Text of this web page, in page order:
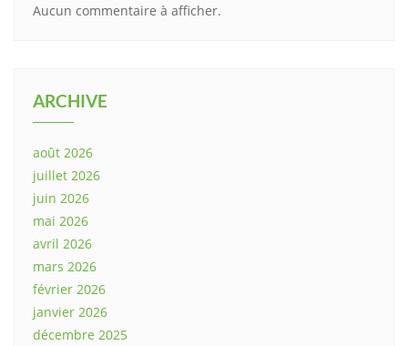
Aucun commentaire à afficher.
ARCHIVE
août 2026
juillet 2026
juin 2026
mai 2026
avril 2026
mars 2026
février 2026
janvier 2026
décembre 2025